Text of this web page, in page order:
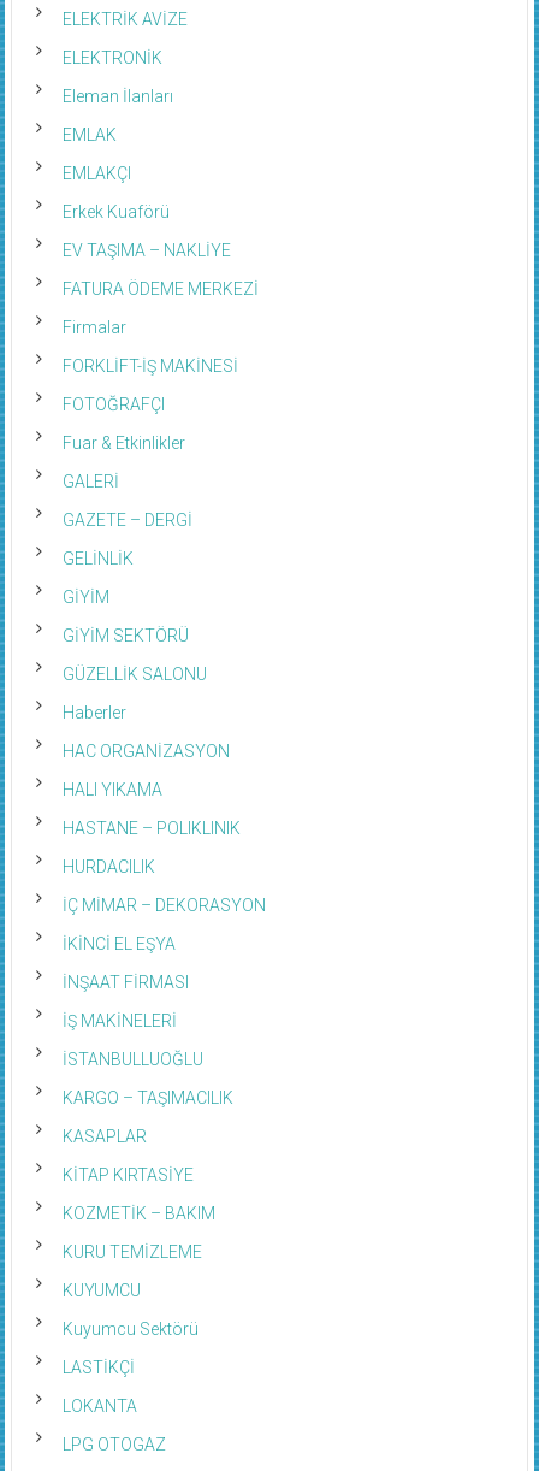
ELEKTRİK AVİZE
ELEKTRONİK
Eleman İlanları
EMLAK
EMLAKÇI
Erkek Kuaförü
EV TAŞIMA – NAKLİYE
FATURA ÖDEME MERKEZİ
Firmalar
FORKLİFT-İŞ MAKİNESİ
FOTOĞRAFÇI
Fuar & Etkinlikler
GALERİ
GAZETE – DERGİ
GELİNLİK
GİYİM
GİYİM SEKTÖRÜ
GÜZELLİK SALONU
Haberler
HAC ORGANİZASYON
HALI YIKAMA
HASTANE – POLIKLINIK
HURDACILIK
İÇ MİMAR – DEKORASYON
İKİNCİ EL EŞYA
İNŞAAT FİRMASI
İŞ MAKİNELERİ
İSTANBULLUOĞLU
KARGO – TAŞIMACILIK
KASAPLAR
KİTAP KIRTASİYE
KOZMETİK – BAKIM
KURU TEMİZLEME
KUYUMCU
Kuyumcu Sektörü
LASTİKÇİ
LOKANTA
LPG OTOGAZ